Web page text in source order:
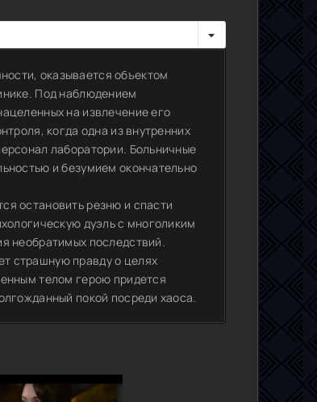
оказывается объектом
Под наблюдением
на извлечение его
когда одна из внутренних
лаборатории. Больничные
и безумием окончательно
остановить резню и спасти
дуэль с многоликим
необратимых последствий.
страшную правду о целях
телом герою придется
покой посреди хаоса.